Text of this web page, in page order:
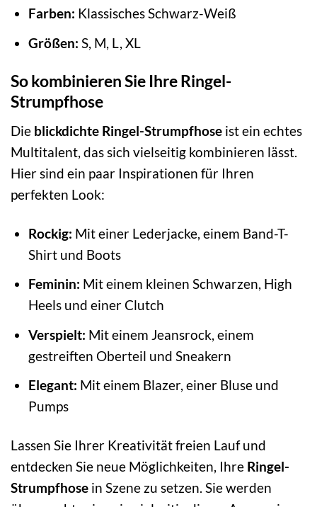
Farben: Klassisches Schwarz-Weiß
Größen: S, M, L, XL
So kombinieren Sie Ihre Ringel-
Strumpfhose
Die blickdichte Ringel-Strumpfhose ist ein echtes
Multitalent, das sich vielseitig kombinieren lässt.
Hier sind ein paar Inspirationen für Ihren
perfekten Look:
Rockig: Mit einer Lederjacke, einem Band-T-
Shirt und Boots
Feminin: Mit einem kleinen Schwarzen, High
Heels und einer Clutch
Verspielt: Mit einem Jeansrock, einem
gestreiften Oberteil und Sneakern
Elegant: Mit einem Blazer, einer Bluse und
Pumps
Lassen Sie Ihrer Kreativität freien Lauf und
entdecken Sie neue Möglichkeiten, Ihre Ringel-
Strumpfhose in Szene zu setzen. Sie werden